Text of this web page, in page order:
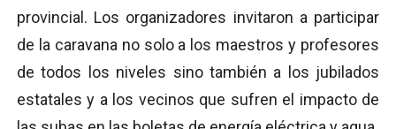
provincial. Los organizadores invitaron a participar
de la caravana no solo a los maestros y profesores
de todos los niveles sino también a los jubilados
estatales y a los vecinos que sufren el impacto de